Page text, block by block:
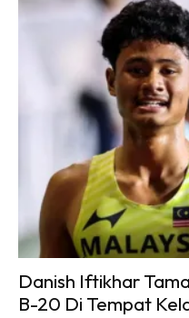
6. Kurangkan pengambilan
mengembalikan air dalam
gantikannya
7. Lakukan senaman
Danish Iftikhar
B-20 Di Tempat